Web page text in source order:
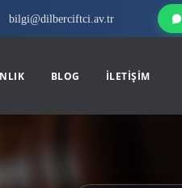
bilgi@dilberciftci.av.tr
BLOG İLETIŞIM